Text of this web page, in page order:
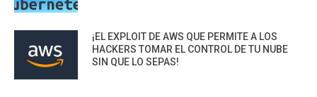
¡EL EXPLOIT DE AWS QUE PERMITE A LOS
HACKERS TOMAR EL CONTROL DE TU NUBE
SIN QUE LO SEPAS!